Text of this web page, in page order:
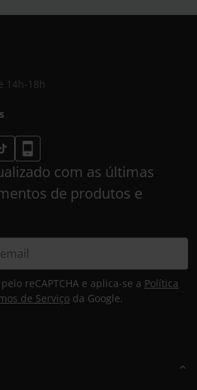
14h-18h
com as últimas
de produtos e
reCAPTCHA e aplica-se a Política
de Serviço da Google.